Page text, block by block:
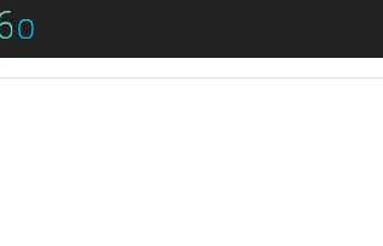
SMS, crollano le perdite